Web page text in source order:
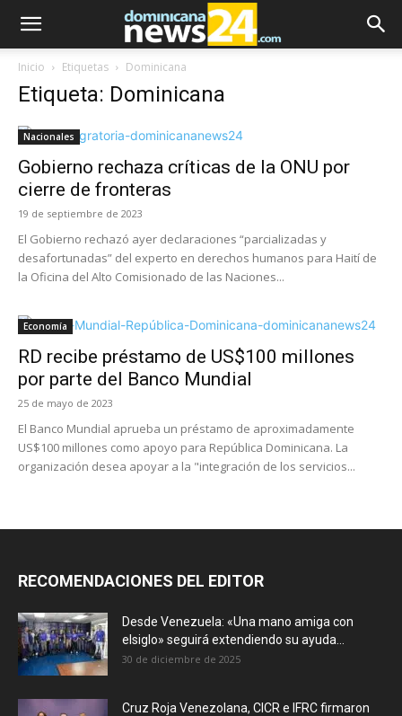
Inicio Etiquetas Dominicana
Etiqueta: Dominicana
Nacionales
Gobierno rechaza críticas de la ONU por
cierre de fronteras
19 de septiembre de 2023
El Gobierno rechazó ayer declaraciones “parcializadas y
desafortunadas” del experto en derechos humanos para Haití de
la Oficina del Alto Comisionado de las Naciones...
Economía
RD recibe préstamo de US$100 millones
por parte del Banco Mundial
25 de mayo de 2023
El Banco Mundial aprueba un préstamo de aproximadamente
US$100 millones como apoyo para República Dominicana. La
organización desea apoyar a la "integración de los servicios...
RECOMENDACIONES DEL EDITOR
Desde Venezuela: «Una mano amiga con
elsiglo» seguirá extendiendo su ayuda...
30 de diciembre de 2025
Cruz Roja Venezolana, CICR e IFRC firmaron